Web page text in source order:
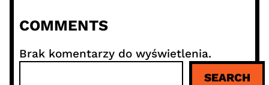
COMMENTS
Brak komentarzy do wyświetlenia.
SEARCH